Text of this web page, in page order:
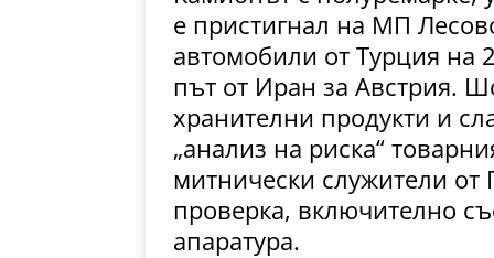
е пристигнал на МП
автомобили от Турция на
път от Иран за Австрия.
хранителни продукти и
„анализ на риска“
митнически служители
проверка, включително
апаратура.